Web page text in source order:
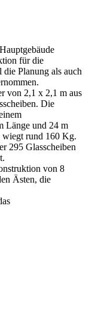
für die
Planung als auch
von 2,1 x 2,1 m aus
Die
Länge und 24 m
wiegt rund 160 Kg.
295 Glasscheiben
von 8
Ästen, die